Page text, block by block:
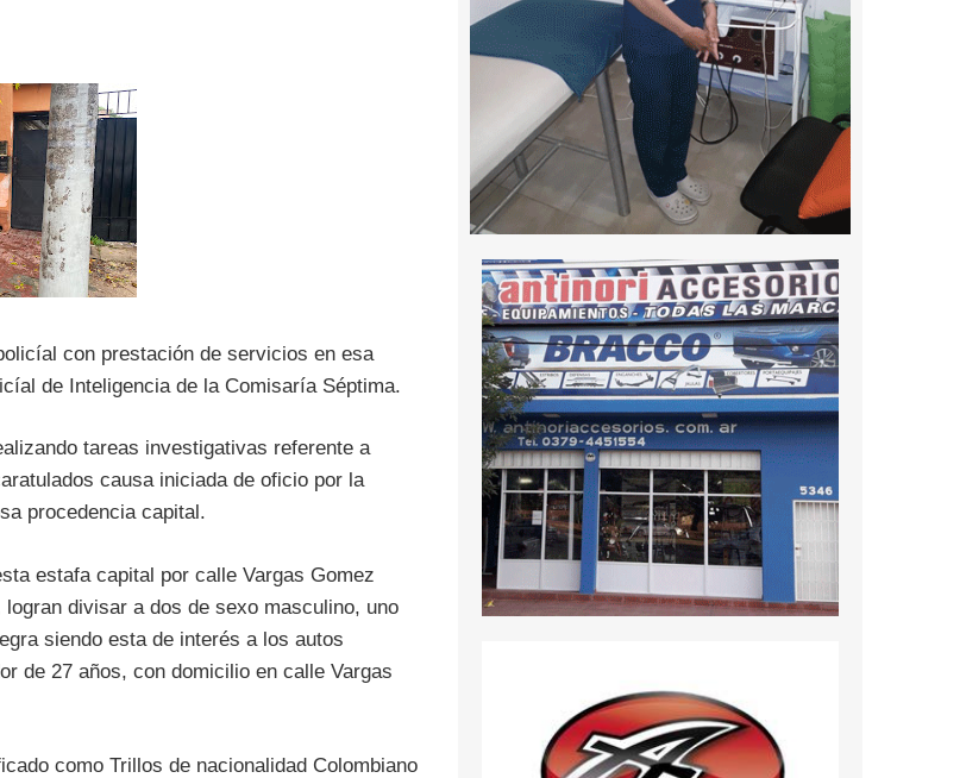
con prestación de servicios en esa
de Inteligencia de la Comisaría Séptima.
tareas investigativas referente a
causa iniciada de oficio por la
procedencia capital.
estafa capital por calle Vargas Gomez
divisar a dos de sexo masculino, uno
siendo esta de interés a los autos
de 27 años, con domicilio en calle Vargas
como Trillos de nacionalidad Colombiano